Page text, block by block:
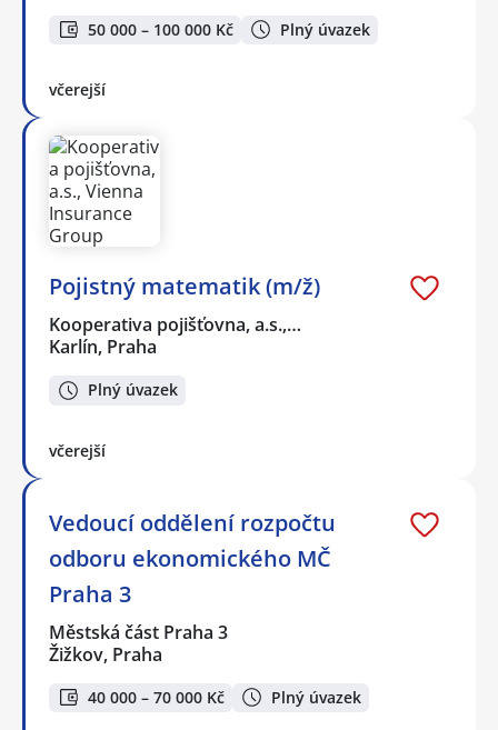
50 000 – 100 000 Kč Plný úvazek
včerejší
Pojistný matematik (m/ž)
Kooperativa pojišťovna, a.s.,…
Karlín, Praha
Plný úvazek
včerejší
Vedoucí oddělení rozpočtu
odboru ekonomického MČ
Praha 3
Městská část Praha 3
Žižkov, Praha
40 000 – 70 000 Kč Plný úvazek